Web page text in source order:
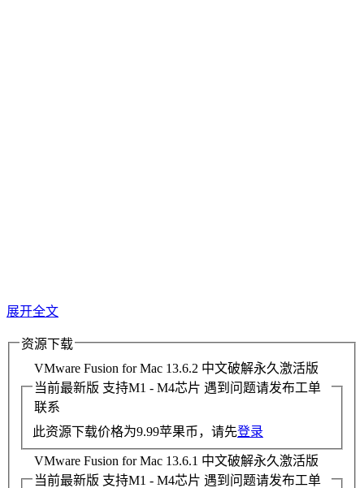
展开全文
资源下载
VMware Fusion for Mac 13.6.2 中文破解永久激活版
当前最新版 支持M1 - M4芯片 遇到问题请发布工单
联系
此资源下载价格为9.99苹果币，请先登录
VMware Fusion for Mac 13.6.1 中文破解永久激活版
当前最新版 支持M1 - M4芯片 遇到问题请发布工单